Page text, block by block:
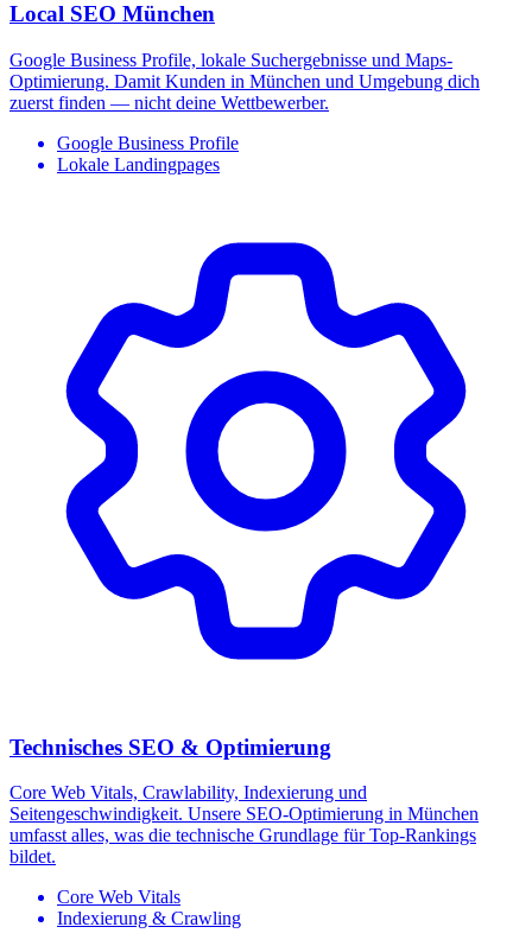
Local SEO München
Google Business Profile, lokale Suchergebnisse und Maps-
Optimierung. Damit Kunden in München und Umgebung dich
zuerst finden — nicht deine Wettbewerber.
Google Business Profile
Lokale Landingpages
Technisches SEO & Optimierung
Core Web Vitals, Crawlability, Indexierung und
Seitengeschwindigkeit. Unsere SEO-Optimierung in München
umfasst alles, was die technische Grundlage für Top-Rankings
bildet.
Core Web Vitals
Indexierung & Crawling